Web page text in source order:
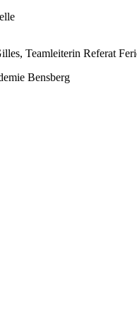
Teamleiterin Referat